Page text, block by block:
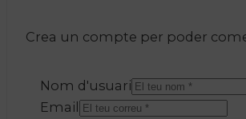
Crea un compte per poder
Nom d'usuari
Email